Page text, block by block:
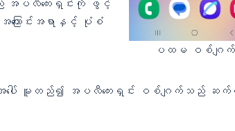
အပလီကေးရှင်းကို ဖွင့်
ြောင်းအရာနှင့် ပုံစံ
ပထမ ဝစ်ဂျက်
ါ် မူတည်၍ အပလီကေးရှင်း ဝစ်ဂျက်သည် ဆက်